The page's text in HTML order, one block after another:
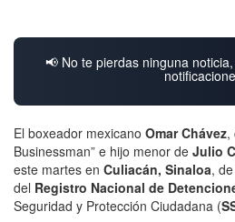
📢 No te pierdas ninguna
El boxeador mexicano Omar Chávez,
Businessman” e hijo menor de Julio
este martes en Culiacán, Sinaloa,
del Registro Nacional de
Seguridad y Protección Ciudadana (